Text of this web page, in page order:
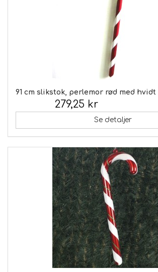
91 cm slikstok, perlemor rød med
279,25 kr
Se detaljer